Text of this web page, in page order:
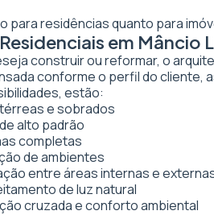
para residências quanto para
em Mâncio
construir ou reformar, o
conforme o perfil do cliente,
estão:
e sobrados
alto padrão
completas
de ambientes
entre áreas internas e
de luz natural
cruzada e conforto ambiental